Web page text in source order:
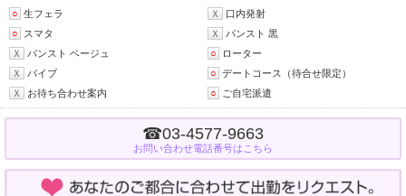
○ 生フェラ Ｘ
口内発射
○
スマタ Ｘ
パンスト 黒
Ｘ
パンスト ベージュ ○
ローター
Ｘ
バイブ ○ デートコース（待合せ限定）
Ｘ
お待ち合わせ案内 ○ ご自宅派遣
☎03-4577-9663
お問い合わせ電話番号はこちら